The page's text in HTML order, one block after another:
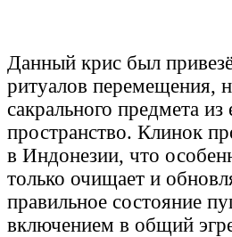
Данный крис был
ритуалов перемещения,
сакрального предмета
пространство. Клинок
в Индонезии, что
только очищает и
правильное состояние
включением в общий